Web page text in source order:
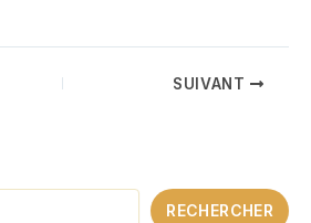
SUIVANT
RECHERCHER